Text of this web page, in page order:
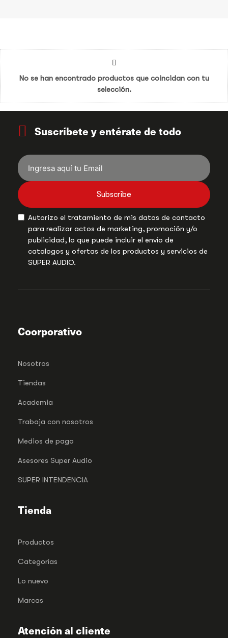
No se han encontrado productos que coincidan con tu
selección.
Suscríbete y entérate de todo
Subscribe
Autorizo el tratamiento de mis datos de contacto
para realizar actos de marketing, promoción y/o
publicidad, lo que puede incluir el envío de
catalogos y ofertas de los productos y servicios de
SUPER AUDIO.
Coorporativo
Nosotros
Tiendas
Academia
Trabaja con nosotros
Medios de pago
Asesores Super Audio
SUPER INTENDENCIA
Tienda
Productos
Categorías
Lo nuevo
Marcas
Atención al cliente